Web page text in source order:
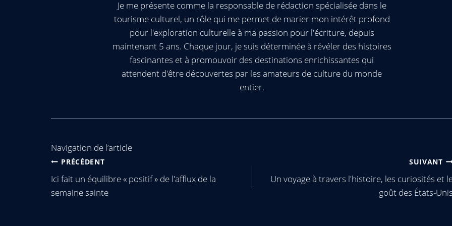
Je me présente comme la responsable de rédaction spécialisée dans le
tourisme culturel, un rôle qui me permet de marier mon intérêt profond
pour l'exploration culturelle à ma passion pour l'écriture, depuis
maintenant 5 ans. Chaque jour, je suis déterminée à révéler des histoires
fascinantes et à promouvoir des destinations enrichissantes qui
attendent d'être découvertes par les amateurs de culture du monde
entier.
Navigation de l’article
PRÉCÉDENT
Ici fait un équilibre « positif » de l'afflux de la
semaine sainte
SUIVANT
Un voyage à travers l'histoire, les curiosités et
goût des États-